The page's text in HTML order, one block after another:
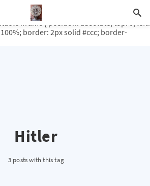
relative; padding-bottom: 56.25%; /* 16:9
hidden; margin-top: 3em; margin-
iframe { position: absolute; top: 0; left:
border: 2px solid #ccc; border-
Hitler
3 posts with this tag